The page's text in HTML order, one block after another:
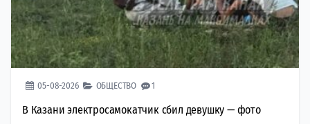
05-08-2026 ОБЩЕСТВО 1
В Казани электросамокатчик сбил девушку — фото